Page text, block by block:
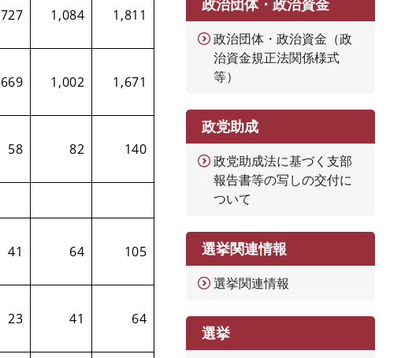
727 1,084 1,811
669 1,002 1,671
58 82 140
41 64 105
23 41 64
政治団体・政治資金
政治団体・政治資金（政
治資金規正法関係様式
等）
政党助成
政党助成法に基づく支部
報告書等の写しの交付に
ついて
選挙関連情報
選挙関連情報
選挙